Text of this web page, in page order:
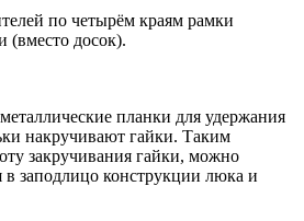
по четырём краям рамки
(вместо досок).
планки для удержания
накручивают гайки. Таким
закручивания гайки, можно
в заподлицо конструкции люка и